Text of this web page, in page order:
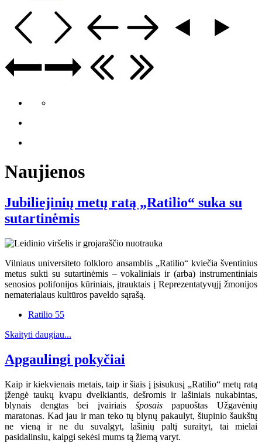
Naujienos
Jubiliejinių metų ratą „Ratilio“ suka su
sutartinėmis
Vilniaus universiteto folkloro ansamblis „Ratilio“ kviečia šventinius
metus sukti su sutartinėmis – vokaliniais ir (arba) instrumentiniais
senosios polifonijos kūriniais, įtrauktais į Reprezentatyvųjį žmonijos
nematerialaus kultūros paveldo sąrašą.
Ratilio 55
Skaityti daugiau...
Apgaulingi pokyčiai
Kaip ir kiekvienais metais, taip ir šiais į įsisukusį „Ratilio“ metų ratą
įžengė taukų kvapu dvelkiantis, dešromis ir lašiniais nukabintas,
blynais dengtas bei įvairiais šposaispapuoštas Užgavėnių
maratonas. Kad jau ir man teko tų blynų pakaulyt, šiupinio šaukštų
ne vieną ir ne du suvalgyt, lašinių paltį suraityt, tai mielai
pasidalinsiu, kaipgi sekėsi mums tą žiemą varyt.